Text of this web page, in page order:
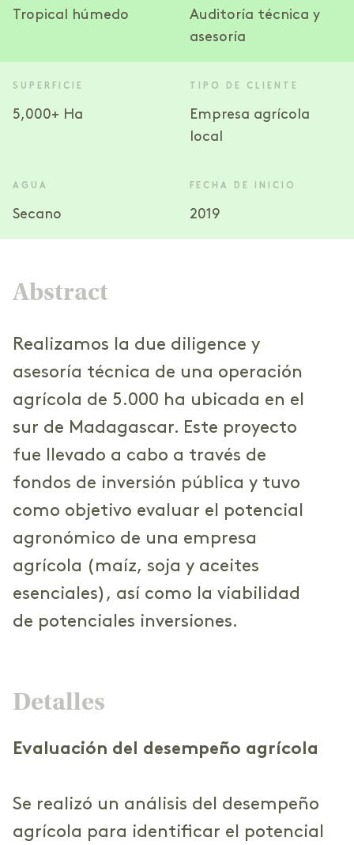
Tropical húmedo
Auditoría técnica y
asesoría
SUPERFICIE
5,000+ Ha
TIPO DE CLIENTE
Empresa agrícola
local
AGUA
Secano
FECHA DE INICIO
2019
Abstract
Realizamos la due diligence y
asesoría técnica de una operación
agrícola de 5.000 ha ubicada en el
sur de Madagascar. Este proyecto
fue llevado a cabo a través de
fondos de inversión pública y tuvo
como objetivo evaluar el potencial
agronómico de una empresa
agrícola (maíz, soja y aceites
esenciales), así como la viabilidad
de potenciales inversiones.
Detalles
Evaluación del desempeño agrícola
Se realizó un análisis del desempeño
agrícola para identificar el potencial